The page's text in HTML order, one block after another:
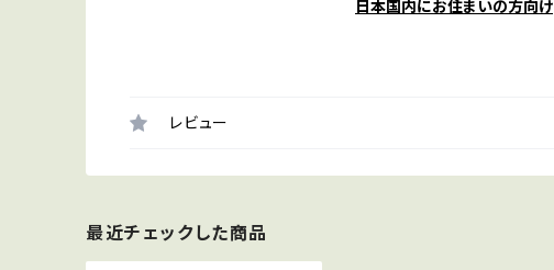
日本国内にお住まいの方向け
レビュー
最近チェックした商品